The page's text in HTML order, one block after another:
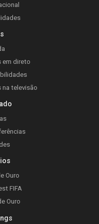
em direto
na televisão
Ouro
FIFA
Ouro